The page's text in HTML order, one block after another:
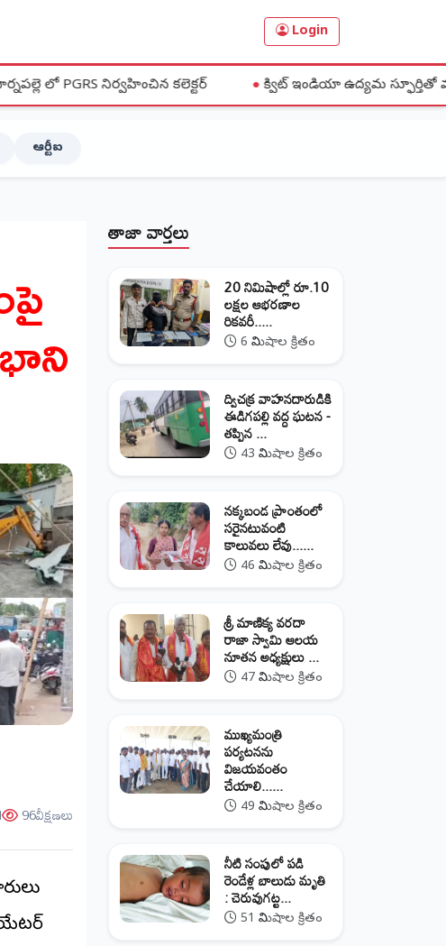
Login
కలెక్టర్ ●క్విట్ ఇండియా ఉద్యమ స్ఫూర్తితో మహిళలు ఐక్య
ఆర్టీఐ
96వీక్షణలు
తాజా వార్తలు
20 నిమిషాల్లో రూ.10
లక్షల ఆభరణాల
రికవరీ.....
6 నిమిషాల క్రితం
ద్విచక్ర వాహనదారుడికి
ఈడిగపల్లి వద్ద ఘటన -
తప్పిన ...
43 నిమిషాల క్రితం
నక్కబండ ప్రాంతంలో
సరైనటువంటి
కాలువలు లేవు......
46 నిమిషాల క్రితం
శ్రీ మాణిక్య వరదా
రాజా స్వామి ఆలయ
నూతన అధ్యక్షులు ...
47 నిమిషాల క్రితం
ముఖ్యమంత్రి
పర్యటనను
విజయవంతం
చేయాలి......
49 నిమిషాల క్రితం
నీటి సంపులో పడి
రెండేళ్ల బాలుడు మృతి
: చెరువుగట్ట...
51 నిమిషాల క్రితం